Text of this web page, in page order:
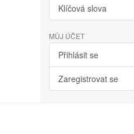
Klíčová slova
MŮJ ÚČET
Přihlásit se
Zaregistrovat se